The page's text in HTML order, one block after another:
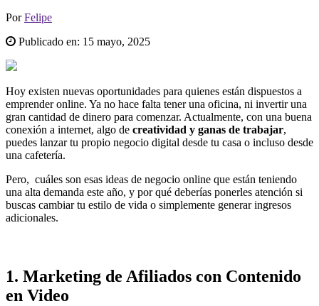
PorFelipe
Publicado en: 15 mayo, 2025
Hoy existen nuevas oportunidades para quienes están dispuestos a
emprender online. Ya no hace falta tener una oficina, ni invertir una
gran cantidad de dinero para comenzar. Actualmente, con una buena
conexión a internet, algo de creatividad y ganas de trabajar,
puedes lanzar tu propio negocio digital desde tu casa o incluso desde
una cafetería.
Pero, cuáles son esas ideas de negocio online que están teniendo
una alta demanda este año, y por qué deberías ponerles atención si
buscas cambiar tu estilo de vida o simplemente generar ingresos
adicionales.
1. Marketing de Afiliados con Contenido
en Video